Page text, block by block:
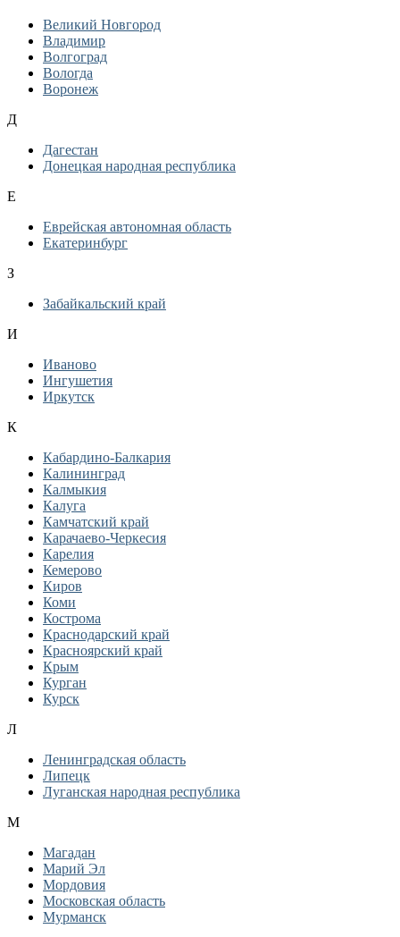
Великий Новгород
Владимир
Волгоград
Вологда
Воронеж
Д
Дагестан
Донецкая народная республика
Е
Еврейская автономная область
Екатеринбург
З
Забайкальский край
И
Иваново
Ингушетия
Иркутск
К
Кабардино-Балкария
Калининград
Калмыкия
Калуга
Камчатский край
Карачаево-Черкесия
Карелия
Кемерово
Киров
Коми
Кострома
Краснодарский край
Красноярский край
Крым
Курган
Курск
Л
Ленинградская область
Липецк
Луганская народная республика
М
Магадан
Марий Эл
Мордовия
Московская область
Мурманск